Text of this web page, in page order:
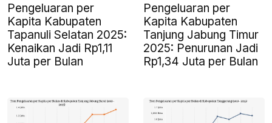
Pengeluaran per
Kapita Kabupaten
Tapanuli Selatan 2025:
Kenaikan Jadi Rp1,11
Juta per Bulan
Pengeluaran per
Kapita Kabupaten
Tanjung Jabung Timur
2025: Penurunan Jadi
Rp1,34 Juta per Bulan